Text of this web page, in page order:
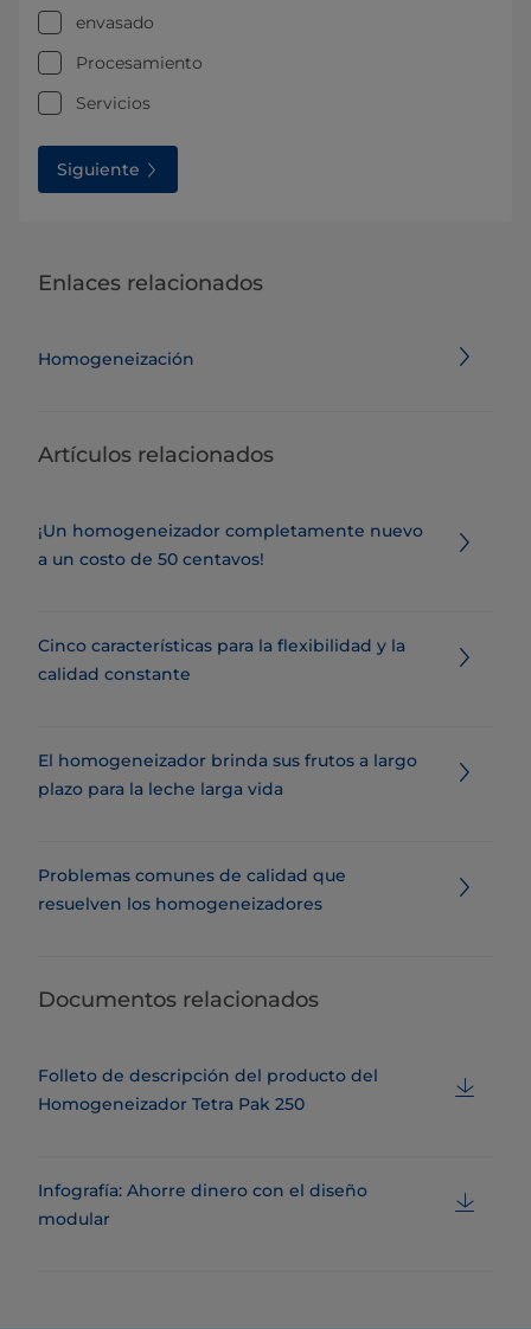
envasado
Procesamiento
Servicios
Siguiente
Enlaces relacionados
Homogeneización
Artículos relacionados
¡Un homogeneizador completamente nuevo
a un costo de 50 centavos!
Cinco características para la flexibilidad y la
calidad constante
El homogeneizador brinda sus frutos a largo
plazo para la leche larga vida
Problemas comunes de calidad que
resuelven los homogeneizadores
Documentos relacionados
Folleto de descripción del producto del
Homogeneizador Tetra Pak 250
Infografía: Ahorre dinero con el diseño
modular